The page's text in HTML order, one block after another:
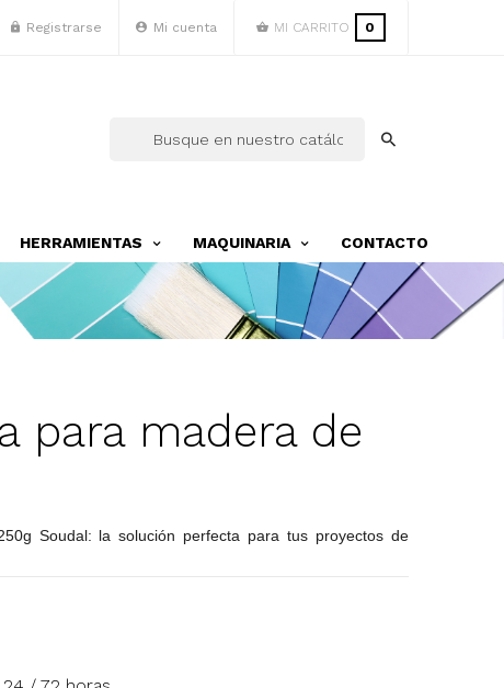
Registrarse Mi cuenta MI CARRITO 0
HERRAMIENTAS MAQUINARIA CONTACTO
para madera de
Soudal: la solución perfecta para tus proyectos de